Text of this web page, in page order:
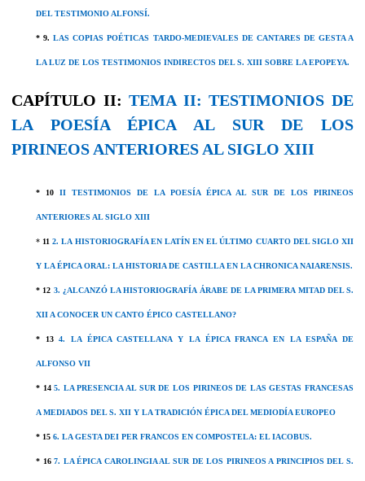
DEL TESTIMONIO ALFONSÍ.
* 9.LAS COPIAS POÉTICAS TARDO-MEDIEVALES DE CANTARES DE GESTA A
LA LUZ DE LOS TESTIMONIOS INDIRECTOS DEL S. XIII SOBRE LA EPOPEYA.
CAPÍTULO II:TEMA II: TESTIMONIOS DE
LA POESÍA ÉPICA AL SUR DE LOS
PIRINEOS ANTERIORES AL SIGLO XIII
* 10 II TESTIMONIOS DE LA POESÍA ÉPICA AL SUR DE LOS PIRINEOS
ANTERIORES AL SIGLO XIII
* 112. LA HISTORIOGRAFÍA EN LATÍN EN EL ÚLTIMO CUARTO DEL SIGLO XII
Y LA ÉPICA ORAL: LA HISTORIA DE CASTILLA EN LA CHRONICA NAIARENSIS.
* 12 3. ¿ALCANZÓ LA HISTORIOGRAFÍA ÁRABE DE LA PRIMERA MITAD DEL S.
XII A CONOCER UN CANTO ÉPICO CASTELLANO?
* 134. LA ÉPICA CASTELLANA Y LA ÉPICA FRANCA EN LA ESPAÑA DE
ALFONSO VII
* 145. LA PRESENCIA AL SUR DE LOS PIRINEOS DE LAS GESTAS FRANCESAS
A MEDIADOS DEL S. XII Y LA TRADICIÓN ÉPICA DEL MEDIODÍA EUROPEO
* 15 6. LA GESTA DEI PER FRANCOS EN COMPOSTELA: EL IACOBUS.
* 167. LA ÉPICA CAROLINGIA AL SUR DE LOS PIRINEOS A PRINCIPIOS DEL S.